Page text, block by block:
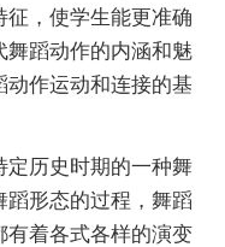
，使学生能更准确
舞蹈动作的内涵和魅
动作运动和连接的基
历史时期的一种舞
蹈形态的过程，舞蹈
有着各式各样的演变